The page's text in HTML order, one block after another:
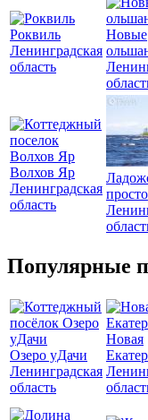
Роквиль
Ленинградская
область
Новые
Волхов Яр
Ленинградская
область
Популярные
Озеро уДачи
Ленинградская
область
Новая